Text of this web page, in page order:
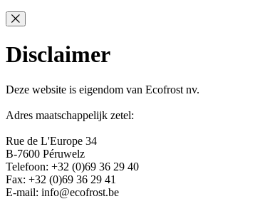
Disclaimer
Deze website is eigendom van Ecofrost nv.
Adres maatschappelijk zetel:
Rue de L'Europe 34
B-7600 Péruwelz
Telefoon: +32 (0)69 36 29 40
Fax: +32 (0)69 36 29 41
E-mail: info@ecofrost.be